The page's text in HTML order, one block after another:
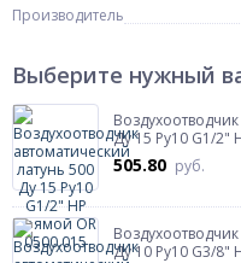
Производитель
Выберите нужный
Ду 15 Ру10 G1/2"
505.80 руб.
Ду 10 Ру10 G3/8"